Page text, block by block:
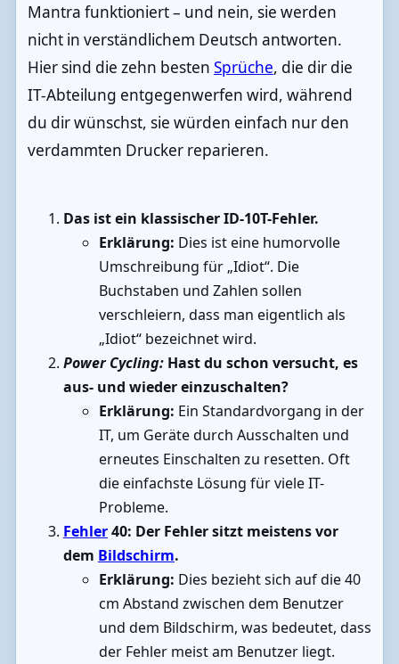
Mantra funktioniert – und nein, sie werden
nicht in verständlichem Deutsch antworten.
Hier sind die zehn besten Sprüche, die dir die
IT-Abteilung entgegenwerfen wird, während
du dir wünschst, sie würden einfach nur den
verdammten Drucker reparieren.
Das ist ein klassischer ID-10T-Fehler.
Erklärung: Dies ist eine humorvolle
Umschreibung für „Idiot“. Die
Buchstaben und Zahlen sollen
verschleiern, dass man eigentlich als
„Idiot“ bezeichnet wird.
Power Cycling: Hast du schon versucht, es
aus- und wieder einzuschalten?
Erklärung: Ein Standardvorgang in der
IT, um Geräte durch Ausschalten und
erneutes Einschalten zu resetten. Oft
die einfachste Lösung für viele IT-
Probleme.
Fehler40: Der Fehler sitzt meistens vor
dem Bildschirm.
Erklärung: Dies bezieht sich auf die 40
cm Abstand zwischen dem Benutzer
und dem Bildschirm, was bedeutet, dass
der Fehler meist am Benutzer liegt.